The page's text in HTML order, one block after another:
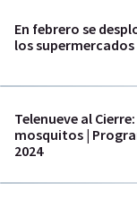
En febrero se
los supermercados
Telenueve al
mosquitos |
2024